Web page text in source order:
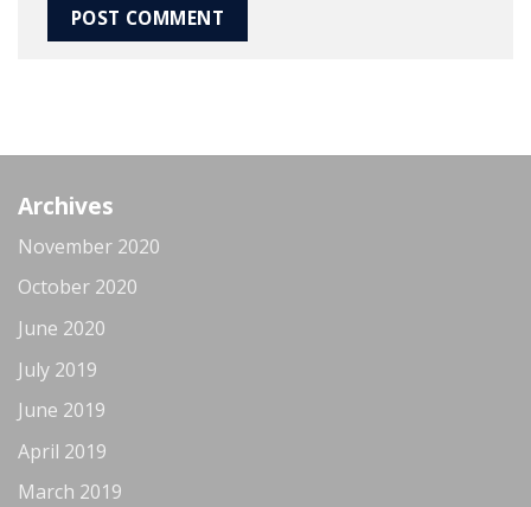
Archives
November 2020
October 2020
June 2020
July 2019
June 2019
April 2019
March 2019